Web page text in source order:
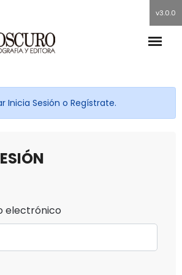
v3.0.0
Inicia Sesión o Regístrate.
electrónico